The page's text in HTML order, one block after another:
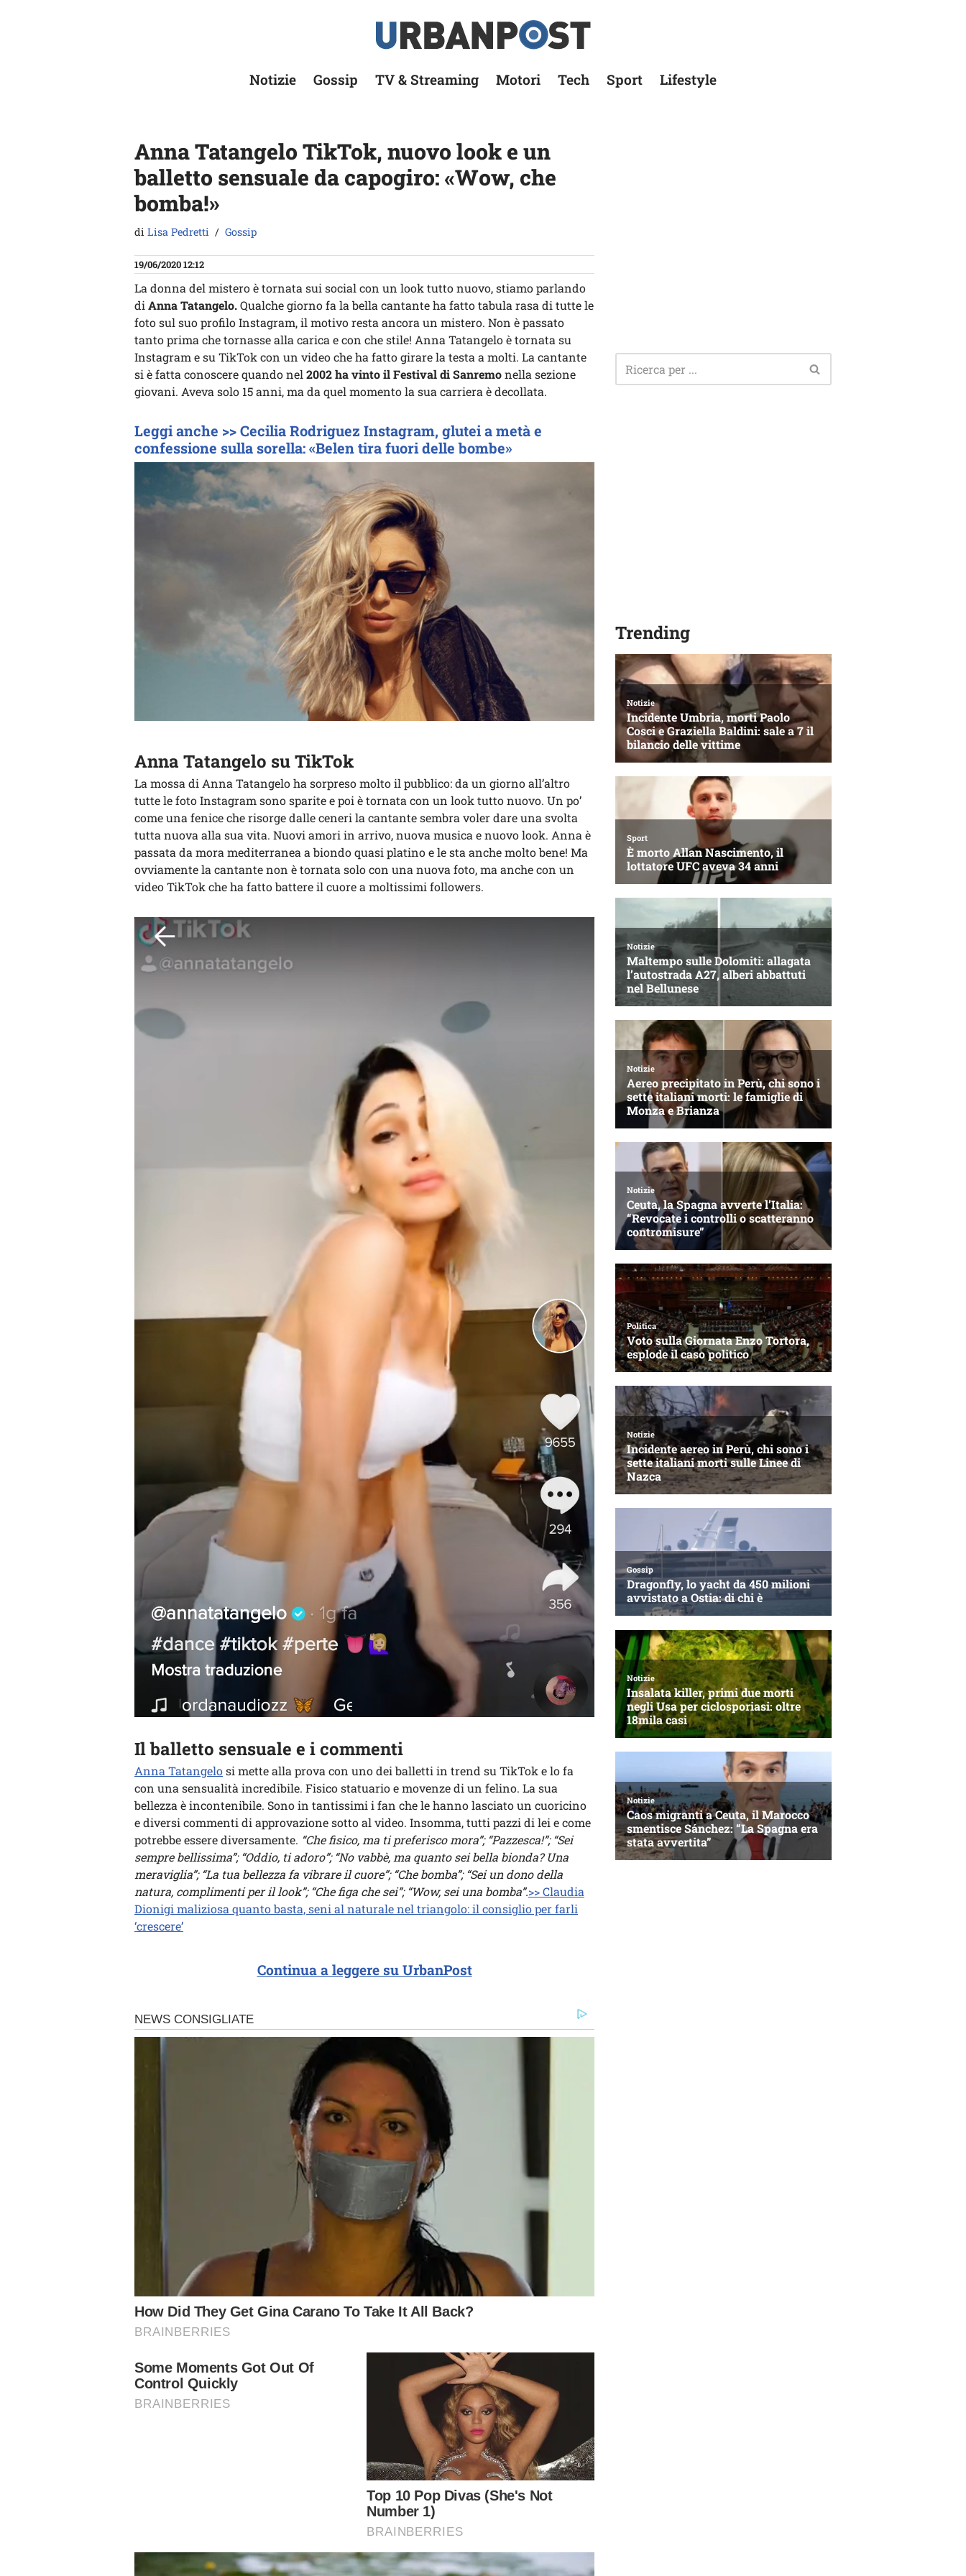
Notizie Gossip TV & Streaming Motori Tech Sport Lifestyle
Anna Tatangelo TikTok, nuovo look e un
balletto sensuale da capogiro: «Wow, che
bomba!»
di Lisa Pedretti Gossip
19/06/2020 12:12
La donna del mistero è tornata sui social con un look tutto nuovo, stiamo parlando
di Anna Tatangelo.Qualche giorno fa la bella cantante ha fatto tabula rasa di tutte le
foto sul suo profilo Instagram, il motivo resta ancora un mistero. Non è passato
tanto prima che tornasse alla carica e con che stile! Anna Tatangelo è tornata su
Instagram e su TikTok con un video che ha fatto girare la testa a molti. La cantante
si è fatta conoscere quando nel 2002 ha vinto il Festival di Sanremonella sezione
giovani. Aveva solo 15 anni, ma da quel momento la sua carriera è decollata.
Leggi anche >> Cecilia Rodriguez Instagram, glutei a metà e
confessione sulla sorella: «Belen tira fuori delle bombe»
Anna Tatangelo su TikTok
La mossa di Anna Tatangelo ha sorpreso molto il pubblico: da un giorno all’altro
tutte le foto Instagram sono sparite e poi è tornata con un look tutto nuovo. Un po’
come una fenice che risorge dalle ceneri la cantante sembra voler dare una svolta
tutta nuova alla sua vita. Nuovi amori in arrivo, nuova musica e nuovo look. Anna è
passata da mora mediterranea a biondo quasi platino e le sta anche molto bene! Ma
ovviamente la cantante non è tornata solo con una nuova foto, ma anche con un
video TikTok che ha fatto battere il cuore a moltissimi followers.
Il balletto sensuale e i commenti
Anna Tatangelosi mette alla prova con uno dei balletti in trend su TikTok e lo fa
con una sensualità incredibile. Fisico statuario e movenze di un felino. La sua
bellezza è incontenibile. Sono in tantissimi i fan che le hanno lasciato un cuoricino
e diversi commenti di approvazione sotto al video. Insomma, tutti pazzi di lei e come
potrebbe essere diversamente. “Che fisico, ma ti preferisco mora”; “Pazzesca!”; “Sei
sempre bellissima”; “Oddio, ti adoro”; “No vabbè, ma quanto sei bella bionda? Una
meraviglia”; “La tua bellezza fa vibrare il cuore”; “Che bomba”; “Sei un dono della
natura, complimenti per il look”; “Che figa che sei”; “Wow, sei una bomba”.>> Claudia
Dionigi maliziosa quanto basta, seni al naturale nel triangolo: il consiglio per farli
‘crescere’
Continua a leggere su UrbanPost
Trending